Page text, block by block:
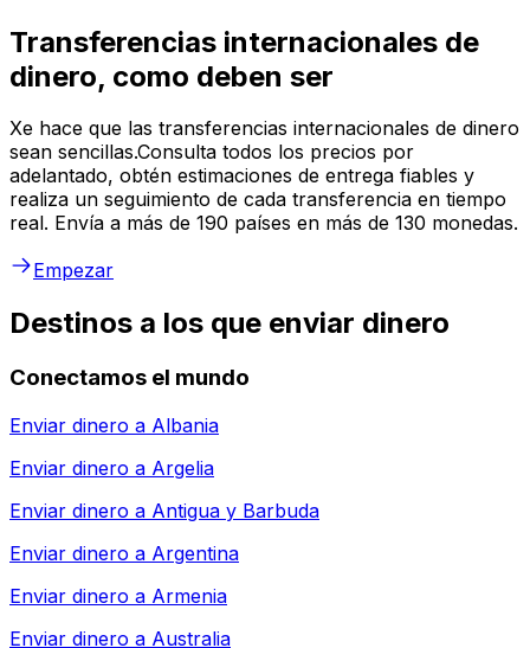
Transferencias internacionales de
dinero, como deben ser
Xe hace que las transferencias internacionales de dinero
sean sencillas.Consulta todos los precios por
adelantado, obtén estimaciones de entrega fiables y
realiza un seguimiento de cada transferencia en tiempo
real. Envía a más de 190 países en más de 130 monedas.
Empezar
Destinos a los que enviar dinero
Conectamos el mundo
Enviar dinero a Albania
Enviar dinero a Argelia
Enviar dinero a Antigua y Barbuda
Enviar dinero a Argentina
Enviar dinero a Armenia
Enviar dinero a Australia